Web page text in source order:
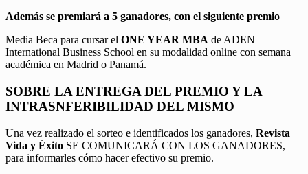
Además se premiará a 5 ganadores, con el siguiente premio
Media Beca para cursar el ONE YEAR MBA de ADEN
International Business School en su modalidad online con semana
académica en Madrid o Panamá.
SOBRE LA ENTREGA DEL PREMIO Y LA
INTRASNFERIBILIDAD DEL MISMO
Una vez realizado el sorteo e identificados los ganadores, Revista
Vida y Éxito SE COMUNICARÁ CON LOS GANADORES,
para informarles cómo hacer efectivo su premio.